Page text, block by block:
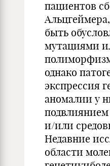
пациентов
быть
мутациями
однако
экспрессия
аномалии у
подвлиянием
и/или
Недавние
области